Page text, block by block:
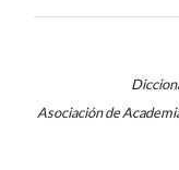
Asociación de